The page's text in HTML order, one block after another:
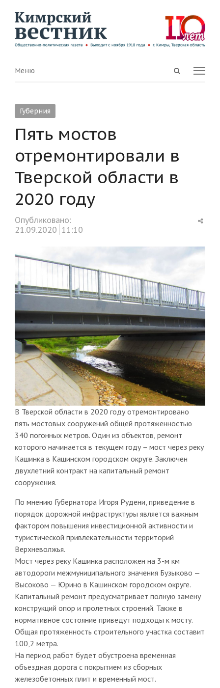
Open
Menu
Меню
Губерния
Пять мостов
отремонтировали в
Тверской области в
2020 году
Опубликовано:
21.09.2020 11:10
В Тверской области в 2020 году отремонтировано
пять мостовых сооружений общей протяженностью
340 погонных метров. Один из объектов, ремонт
которого начинается в текущем году – мост через реку
Кашинка в Кашинском городском округе. Заключен
двухлетний контракт на капитальный ремонт
сооружения.
По мнению Губернатора Игоря Рудени, приведение в
порядок дорожной инфраструктуры является важным
фактором повышения инвестиционной активности и
туристической привлекательности территорий
Верхневолжья.
Мост через реку Кашинка расположен на 3-м км
автодороги межмуниципального значения Бузыково —
Высоково — Юрино в Кашинском городском округе.
Капитальный ремонт предусматривает полную замену
конструкций опор и пролетных строений. Также в
нормативное состояние приведут подходы к мосту.
Общая протяженность строительного участка составит
100,2 метра.
На период работ будет обустроена временная
объездная дорога с покрытием из сборных
железобетонных плит и временный мост.